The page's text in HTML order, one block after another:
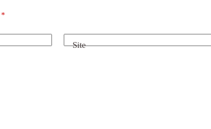
*
Site